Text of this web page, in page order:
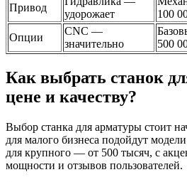
Привод
удорожает
100
Опции
CNC —
значительно
500
Как выбрать станок
цене и качеству?
Выбор станка для арматуры стоит
для малого бизнеса подойдут
для крупного — от 500 тысяч, с
мощности и отзывов пользователей.